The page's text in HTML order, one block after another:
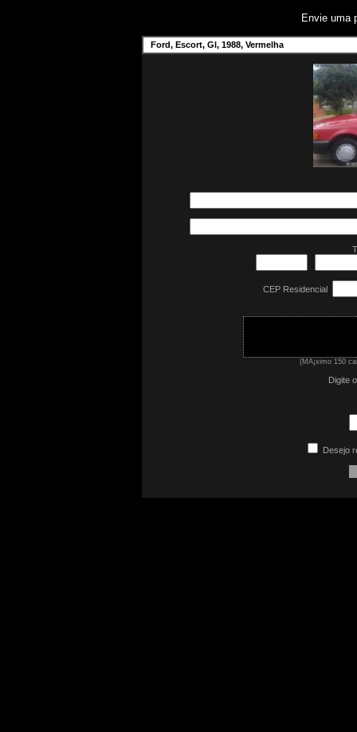
Envie uma
Ford, Escort, Gl, 1988, Vermelha
CEP Residencial
(MÃ¡ximo 150
Digite
Desejo